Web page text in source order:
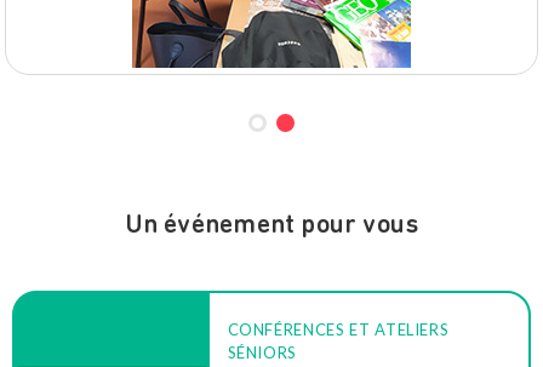
Un événement pour vous
CONFÉRENCES ET ATELIERS
SÉNIORS